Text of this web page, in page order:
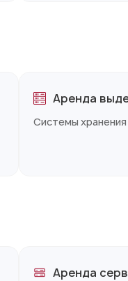
Аренда
Системы
Аренда